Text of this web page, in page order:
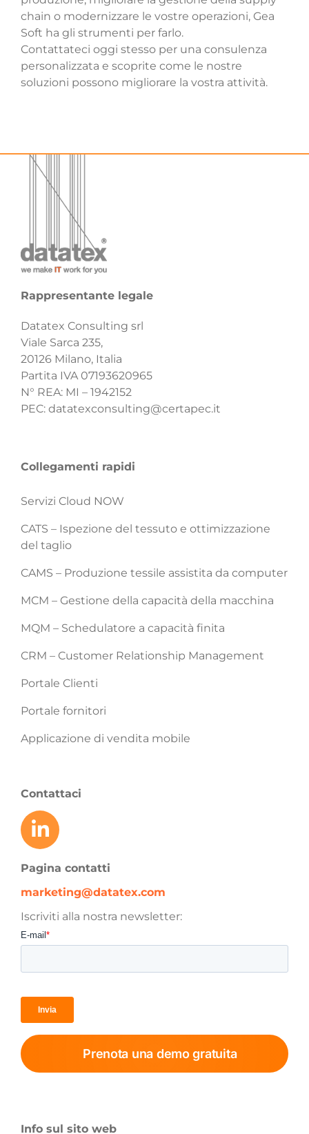
chain o modernizzare le vostre operazioni, Gea
Soft ha gli strumenti per farlo.
Contattateci oggi stesso per una consulenza
personalizzata e scoprite come le nostre
soluzioni possono migliorare la vostra attività.
Rappresentante legale
Datatex Consulting srl
Viale Sarca 235,
20126 Milano, Italia
Partita IVA 07193620965
N° REA: MI – 1942152
PEC: datatexconsulting@certapec.it
Collegamenti rapidi
Servizi Cloud NOW
CATS – Ispezione del tessuto e ottimizzazione
del taglio
CAMS – Produzione tessile assistita da computer
MCM – Gestione della capacità della macchina
MQM – Schedulatore a capacità finita
CRM – Customer Relationship Management
Portale Clienti
Portale fornitori
Applicazione di vendita mobile
Contattaci
Pagina contatti
marketing@datatex.com
Iscriviti alla nostra newsletter:
Prenota una demo gratuita
Info sul sito web